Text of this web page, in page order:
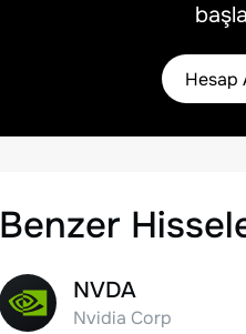
Hesap
Benzer
NVDA
Nvidia Corp